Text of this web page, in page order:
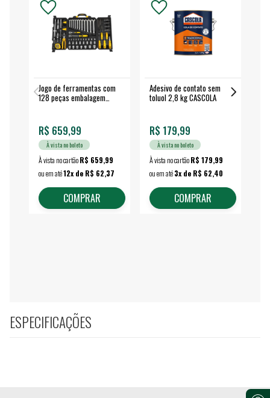
Jogo de ferramentas com
128 peças embalagem
R$ 659,99
À vista no boleto
À vista no cartãoR$ 659,99
ou em até12x de R$ 62,37
COMPRAR
Adesivo de contato sem
toluol 2,8 kg CASCOLA
R$ 179,99
À vista no boleto
À vista no cartãoR$ 179,99
ou em até3x de R$ 62,40
COMPRAR
ESPECIFICAÇÕES